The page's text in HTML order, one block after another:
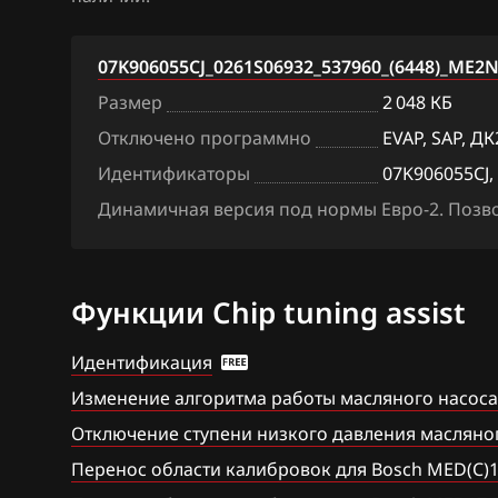
Bentley
Brilliance
BYD
Changan
Chery
Chevrolet
Chrysler
Bosch
Bosch
Bosch M3.8.x
Bosch ME(D)7.1.x
Bosch ME17.5.6
Bosch
17.5.21
Размер
2 048 КБ
Отключено программно
EVAP, SAP,
Идентификаторы
Динамичная версия под нормы Евро-2.
Функции Chip tuning assist
Идентификация
Изменение алгоритма работы масляного
Отключение ступени низкого давления
Перенос области калибровок для Bosch